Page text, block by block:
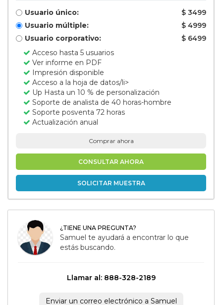
Usuario único:
$ 3499
Usuario múltiple:
$ 4999
Usuario corporativo:
$ 6499
Acceso hasta 5 usuarios
Ver informe en PDF
Impresión disponible
Acceso a la hoja de datos/li>
Up Hasta un 10 % de personalización
Soporte de analista de 40 horas-hombre
Soporte posventa 72 horas
Actualización anual
Comprar ahora
CONSULTAR AHORA
SOLICITAR MUESTRA
¿TIENE UNA PREGUNTA?
Samuel te ayudará a encontrar lo que
estás buscando.
Llamar al: 888-328-2189
Enviar un correo electrónico a Samuel